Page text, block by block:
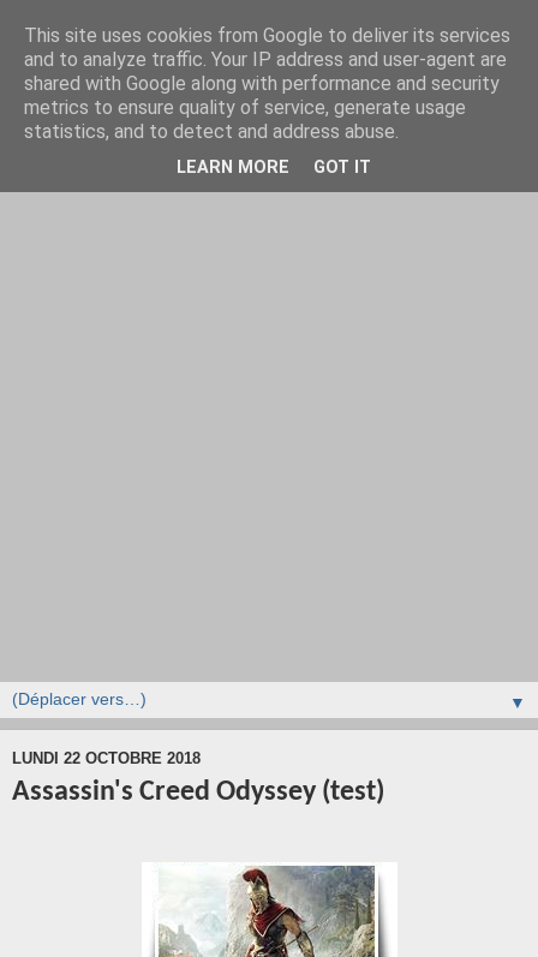
▼
LUNDI 22 OCTOBRE 2018
Assassin's Creed Odyssey (test)
This site uses cookies from Google to deliver its services
and to analyze traffic. Your IP address and user-agent are
shared with Google along with performance and security
metrics to ensure quality of service, generate usage
statistics, and to detect and address abuse.
LEARN MORE GOT IT